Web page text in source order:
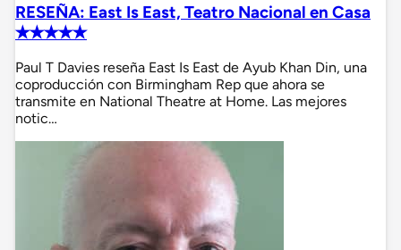
RESEÑA: East Is East, Teatro Nacional en Casa
✭✭✭✭✭
Paul T Davies reseña East Is East de Ayub Khan Din, una
coproducción con Birmingham Rep que ahora se
transmite en National Theatre at Home. Las mejores
notic…